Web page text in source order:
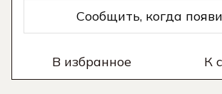
Сообщить, когда
В избранное К